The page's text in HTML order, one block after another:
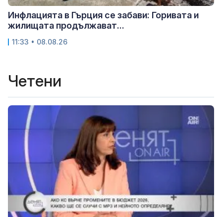
Инфлацията в Гърция се забави: Горивата и
жилищата продължават...
11:33 • 08.08.26
Четени